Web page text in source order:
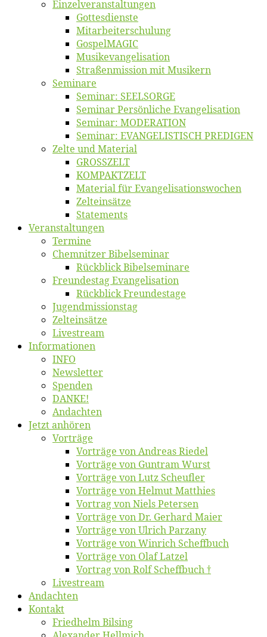
Einzelver­an­stal­tungen
Got­tes­diens­te
Mitarbeiter­schulung
Gos­pel­MA­GIC
Musikevan­ge­li­sa­tion
Straßenmis­sion mit Musikern
Se­mi­na­re
Se­mi­nar: SEELSORGE
Se­mi­nar Per­sön­li­che Evangelisation
Se­mi­nar: MODERATION
Se­mi­nar: EVANGELISTISCH PREDIGEN
Zel­te und Material
GROSSZELT
KOMPAKTZELT
Ma­te­ri­al für Evangelisationswochen
Zelt­ein­sät­ze
State­ments
Ver­an­stal­tun­gen
Ter­mi­ne
Chemnit­zer Bibelseminar
Rück­blick Bibelseminare
Freun­des­tag Evangelisation
Rück­blick Freundestage
Jugend­mis­sions­tag
Zelt­ein­sät­ze
Live­stream
Informatio­nen
INFO
News­let­ter
Spen­den
DANKE!
An­dach­ten
Jetzt an­hö­ren
Vor­trä­ge
Vor­trä­ge von An­dre­as Riedel
Vor­trä­ge von Gun­tram Wurst
Vor­trä­ge von Lutz Scheufler
Vor­trä­ge von Hel­mut Matthies
Vor­trag von Niels Petersen
Vor­trä­ge von Dr. Ger­hard Maier
Vor­trä­ge von Ul­rich Parzany
Vor­trä­ge von Win­rich Scheffbuch
Vor­trä­ge von Olaf Latzel
Vor­trag von Rolf Scheffbuch †
Live­stream
An­dach­ten
Kon­takt
Fried­helm Bilsing